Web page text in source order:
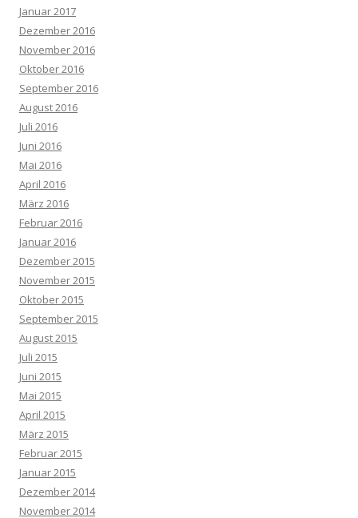
Januar 2017
Dezember 2016
November 2016
Oktober 2016
September 2016
August 2016
Juli 2016
Juni 2016
Mai 2016
April 2016
März 2016
Februar 2016
Januar 2016
Dezember 2015
November 2015
Oktober 2015
September 2015
August 2015
Juli 2015
Juni 2015
Mai 2015
April 2015
März 2015
Februar 2015
Januar 2015
Dezember 2014
November 2014